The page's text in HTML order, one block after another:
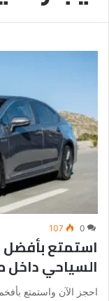
0
107
استمتع
السياحي داخل
احجز الآن واستمتع